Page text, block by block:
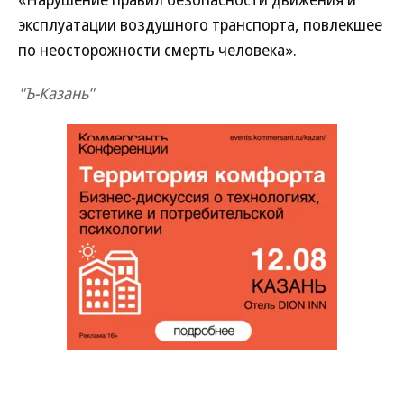
эксплуатации воздушного транспорта, повлекшее
по неосторожности смерть человека».
"Ъ-Казань"